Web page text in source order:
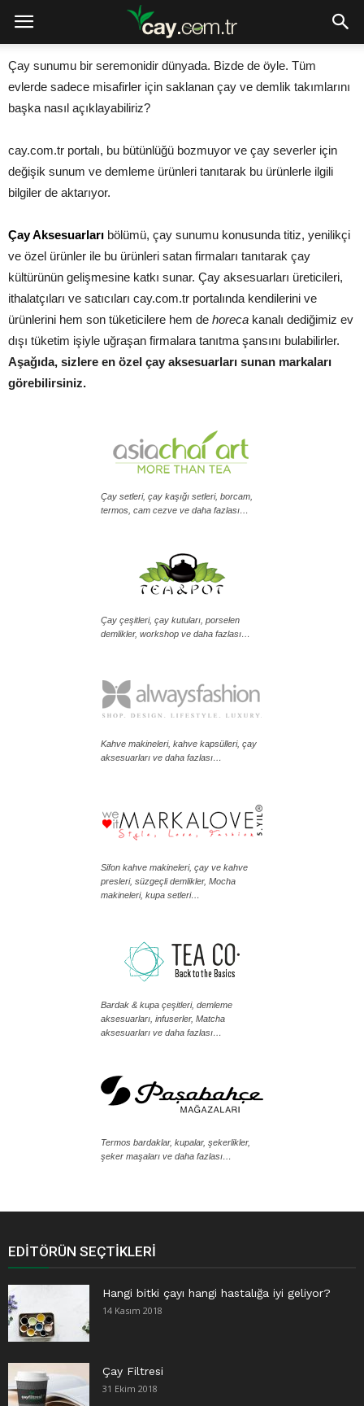
Çay sunumu bir seremonidir dünyada. Bizde de öyle. Tüm
evlerde sadece misafirler için saklanan çay ve demlik takımlarını
başka nasıl açıklayabiliriz?
cay.com.tr portalı, bu bütünlüğü bozmuyor ve çay severler için
değişik sunum ve demleme ürünleri tanıtarak bu ürünlerle ilgili
bilgiler de aktarıyor.
Çay Aksesuarları bölümü, çay sunumu konusunda titiz, yenilikçi
ve özel ürünler ile bu ürünleri satan firmaları tanıtarak çay
kültürünün gelişmesine katkı sunar. Çay aksesuarları üreticileri,
ithalatçıları ve satıcıları cay.com.tr portalında kendilerini ve
ürünlerini hem son tüketicilere hem de horeca kanalı dediğimiz ev
dışı tüketim işiyle uğraşan firmalara tanıtma şansını bulabilirler.
Aşağıda, sizlere en özel çay aksesuarları sunan markaları
görebilirsiniz.
Çay setleri, çay kaşığı setleri, borcam,
termos, cam cezve ve daha fazlası…
Çay çeşitleri, çay kutuları, porselen
demlikler, workshop ve daha fazlası…
Kahve makineleri, kahve kapsülleri, çay
aksesuarları ve daha fazlası…
Sifon kahve makineleri, çay ve kahve
presleri, süzgeçli demlikler, Mocha
makineleri, kupa setleri…
Bardak & kupa çeşitleri, demleme
aksesuarları, infuserler, Matcha
aksesuarları ve daha fazlası…
Termos bardaklar, kupalar, şekerlikler,
şeker maşaları ve daha fazlası…
EDITÖRÜN SEÇTIKLERI
Hangi bitki çayı hangi hastalığa iyi geliyor?
14 Kasım 2018
Çay Filtresi
31 Ekim 2018